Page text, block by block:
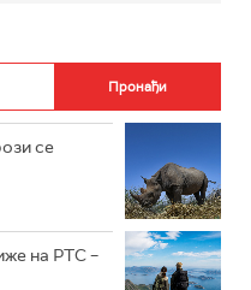
се
на РТС –